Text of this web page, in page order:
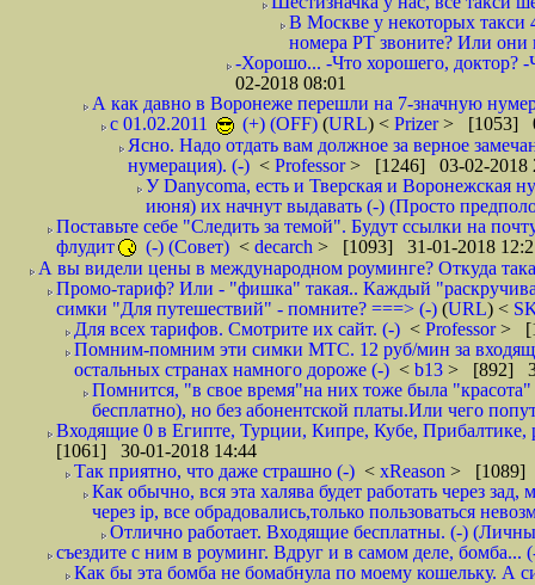
В Москве у некоторых такси
номера РТ звоните? Или они
-Хорошо... -Что хорошего, доктор?
02-2018 08:01
А как давно в Воронеже перешли на 7-значную
с 01.02.2011
(+) (OFF) (URL) < Prizer> [1053]
Ясно. Надо отдать вам должное за верное
нумерация). (-) < Professor> [1246] 03-02-2018
У Danycoma, есть и Тверская и Воронежская
июня) их начнут выдавать (-) (Просто
Поставьте себе "Следить за темой". Будут ссылки на
флудит
(-) (Совет) < decarch > [1093] 31-01-2018
А вы видели цены в международном роуминге? Откуда
Промо-тариф? Или - "фишка" такая.. Каждый
симки "Для путешествий" - помните? ===> (-) (URL) <
Для всех тарифов. Смотрите их сайт. (-) < Professor>
Помним-помним эти симки МТС. 12 руб/мин за
остальных странах намного дороже (-) < b13 > [892]
Помнится, "в свое время"на них тоже была
бесплатно), но без абонентской платы.Или чего
Входящие 0 в Египте, Турции, Кипре, Кубе,
[1061] 30-01-2018 14:44
Так приятно, что даже страшно (-) < xReason > [1089]
Как обычно, вся эта халява будет работать через
через ip, все обрадовались,только пользоваться
Отлично работает. Входящие бесплатны. (-)
съездите с ним в роуминг. Вдруг и в самом деле, бомба...
Как бы эта бомба не бомабнула по моему кошельку. А